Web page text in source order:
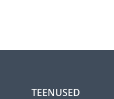
TEENUSED